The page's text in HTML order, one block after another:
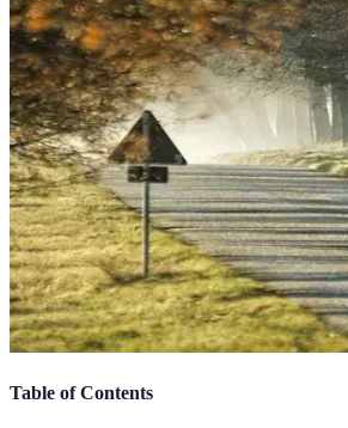
Table of Contents